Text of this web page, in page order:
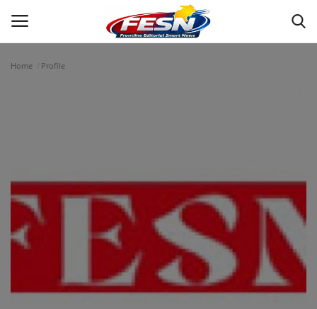
मध्य प्रदेश
रोजगार
CM-NEWS
Home Profile